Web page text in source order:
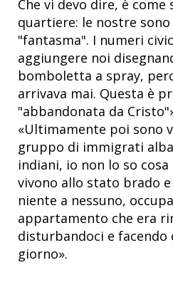
Che vi devo dire, è
quartiere: le nostre
"fantasma". I numeri
aggiungere noi
bomboletta a spray,
arrivava mai. Questa è
"abbandonata da
«Ultimamente poi sono
gruppo di immigrati
indiani, io non lo so cosa
vivono allo stato brado
niente a nessuno,
appartamento che era
disturbandoci e
giorno».